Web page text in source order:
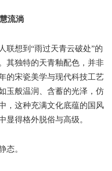
流淌
联想到“雨过天青云破处”的
其独特的天青釉配色，并非
的宋瓷美学与现代科技工艺
玉般温润、含蓄的光泽，仿
，这种充满文化底蕴的国风
显得格外脱俗与高级。
态。